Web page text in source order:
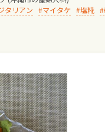
タリアン マイタケ 塩糀
理念